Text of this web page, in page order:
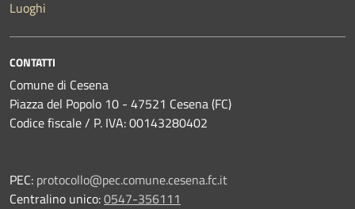
Luoghi
CONTATTI
Comune di Cesena
Piazza del Popolo 10 - 47521 Cesena (FC)
Codice fiscale / P. IVA: 00143280402
PEC: protocollo@pec.comune.cesena.fc.it
Centralino unico:0547-356111